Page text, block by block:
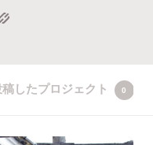
したプロジェクト 0